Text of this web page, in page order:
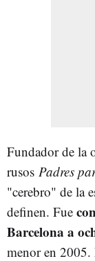
Fundador de la
rusos Padres
"cerebro" de la
definen. Fue
Barcelona a
menor en